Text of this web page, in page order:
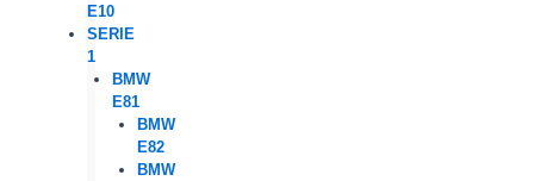
E10
SERIE
1
BMW
E81
BMW
E82
BMW